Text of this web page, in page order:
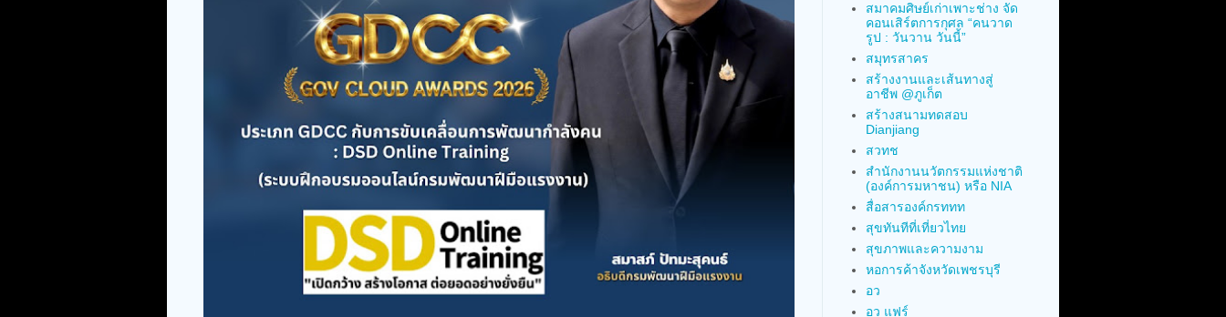
สมาคมศิษย์เก่าเพาะช่าง จัด
คอนเสิร์ตการกุศล “คนวาด
รูป : วันวาน วันนี้”
สมุทรสาคร
สร้างงานและเส้นทางสู่
อาชีพ @ภูเก็ต
สร้างสนามทดสอบ
Dianjiang
สวทช
สำนักงานนวัตกรรมแห่งชาติ
(องค์การมหาชน) หรือ NIA
สื่อสารองค์กรททท
สุขทันทีที่เที่ยวไทย
สุขภาพและความงาม
หอการค้าจังหวัดเพชรบุรี
อว
อว แฟร์